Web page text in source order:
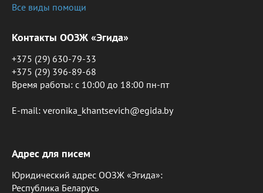
Все виды помощи
Контакты ООЗЖ «Эгида»
+375 (29) 630-79-33
+375 (29) 396-89-68
Время работы: c 10:00 до 18:00 пн-пт
E-mail: veronika_khantsevich@egida.by
Адрес для писем
Юридический адрес ООЗЖ «Эгида»:
Республика Беларусь